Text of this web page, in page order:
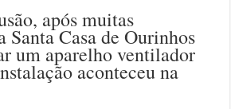
após muitas
Santa Casa de Ourinhos
um aparelho ventilador
aconteceu na